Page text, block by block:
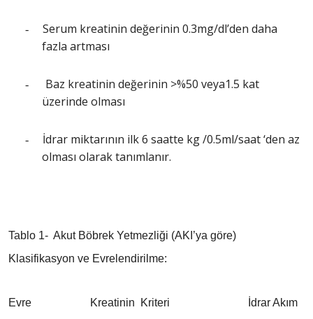
-
Serum kreatinin değerinin 0.3mg/dl’den daha
fazla artması
-
Baz kreatinin değerinin >%50 veya1.5 kat
üzerinde olması
-
İdrar miktarının ilk 6 saatte kg /0.5ml/saat ‘den az
olması olarak tanımlanır.
Tablo 1- Akut Böbrek Yetmezliği (AKI’ya göre)
Klasifikasyon ve Evrelendirilme:
Evre Kreatinin Kriteri İdrar Akım